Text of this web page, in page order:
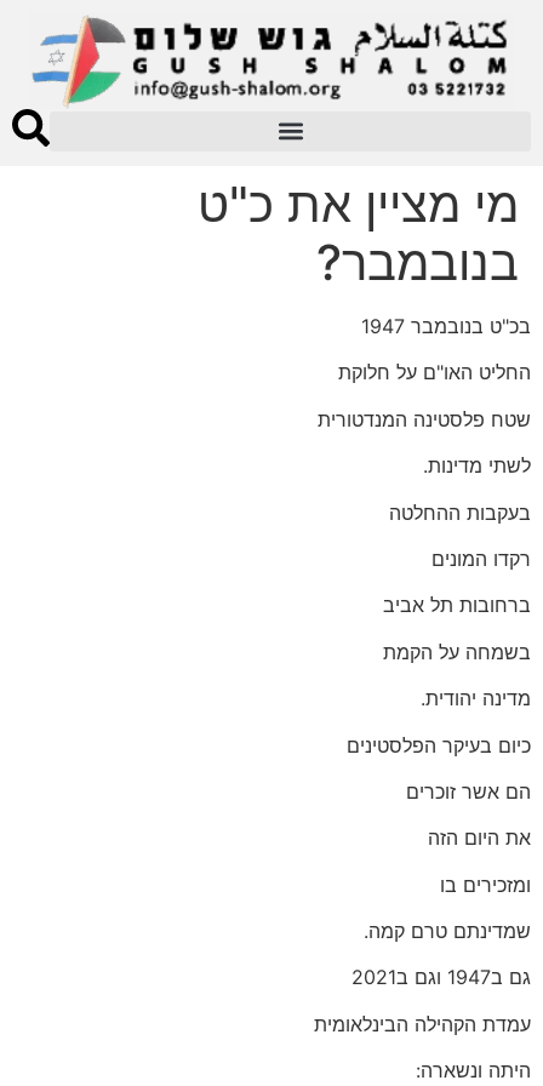
מי מציין את כ"ט
בנובמבר?
בכ"ט בנובמבר 1947
החליט האו"ם על חלוקת
שטח פלסטינה המנדטורית
לשתי מדינות.
בעקבות ההחלטה
רקדו המונים
ברחובות תל אביב
בשמחה על הקמת
מדינה יהודית.
כיום בעיקר הפלסטינים
הם אשר זוכרים
את היום הזה
ומזכירים בו
שמדינתם טרם קמה.
גם ב1947 וגם ב2021
עמדת הקהילה הבינלאומית
היתה ונשארה: